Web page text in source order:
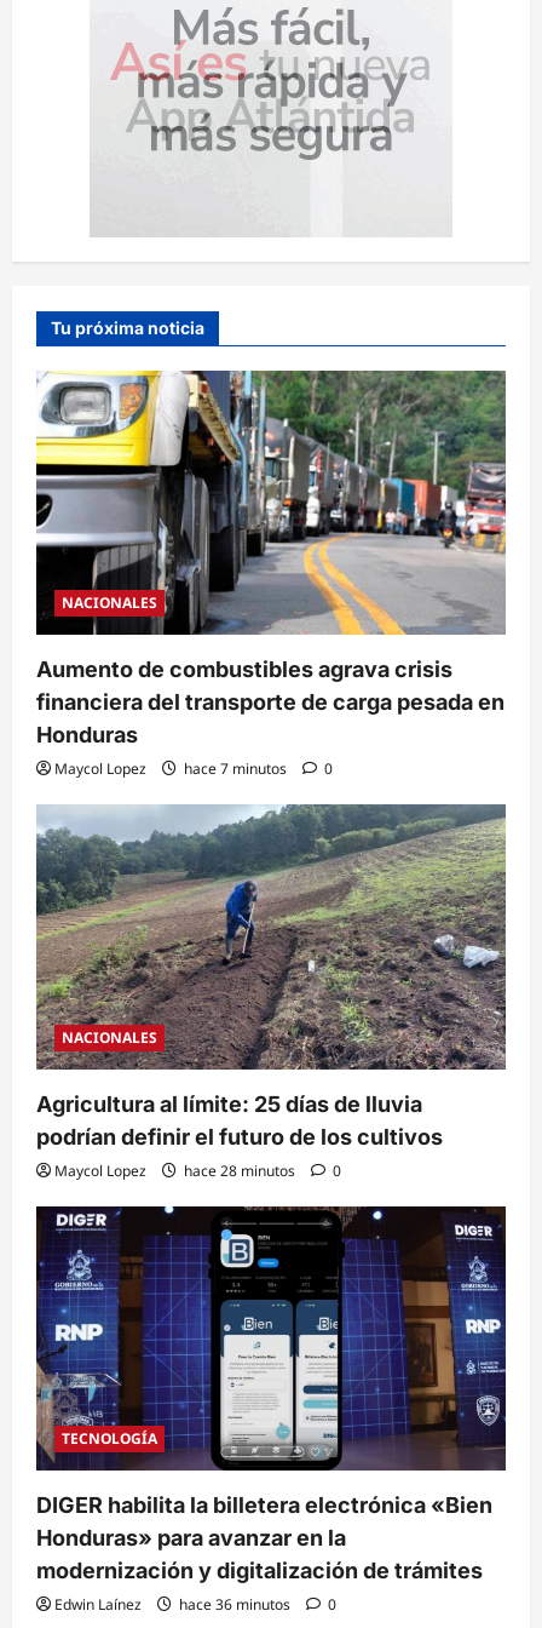
Tu próxima noticia
NACIONALES
Aumento de combustibles agrava crisis
financiera del transporte de carga pesada en
Honduras
Maycol Lopez hace 7 minutos 0
NACIONALES
Agricultura al límite: 25 días de lluvia
podrían definir el futuro de los cultivos
Maycol Lopez hace 28 minutos 0
TECNOLOGÍA
DIGER habilita la billetera electrónica «Bien
Honduras» para avanzar en la
modernización y digitalización de trámites
Edwin Laínez hace 36 minutos 0